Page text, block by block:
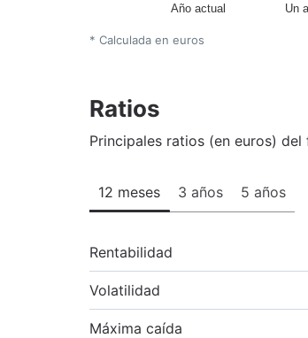
Año actual Un
* Calculada en euros
Ratios
Principales ratios (en euros) del
12 meses 3 años 5 años
Rentabilidad
Volatilidad
Máxima caída